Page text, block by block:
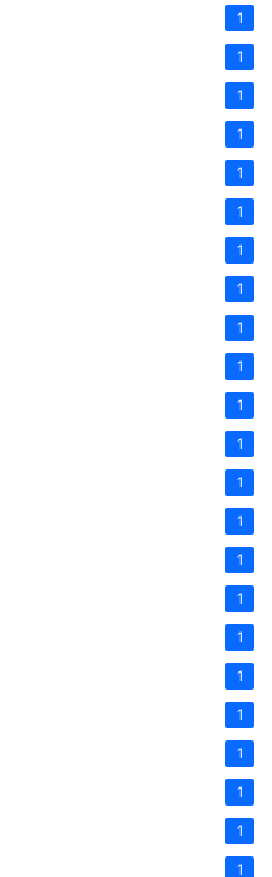
1
1
1
1
1
1
1
1
1
1
1
1
1
1
1
1
1
1
1
1
1
1
1